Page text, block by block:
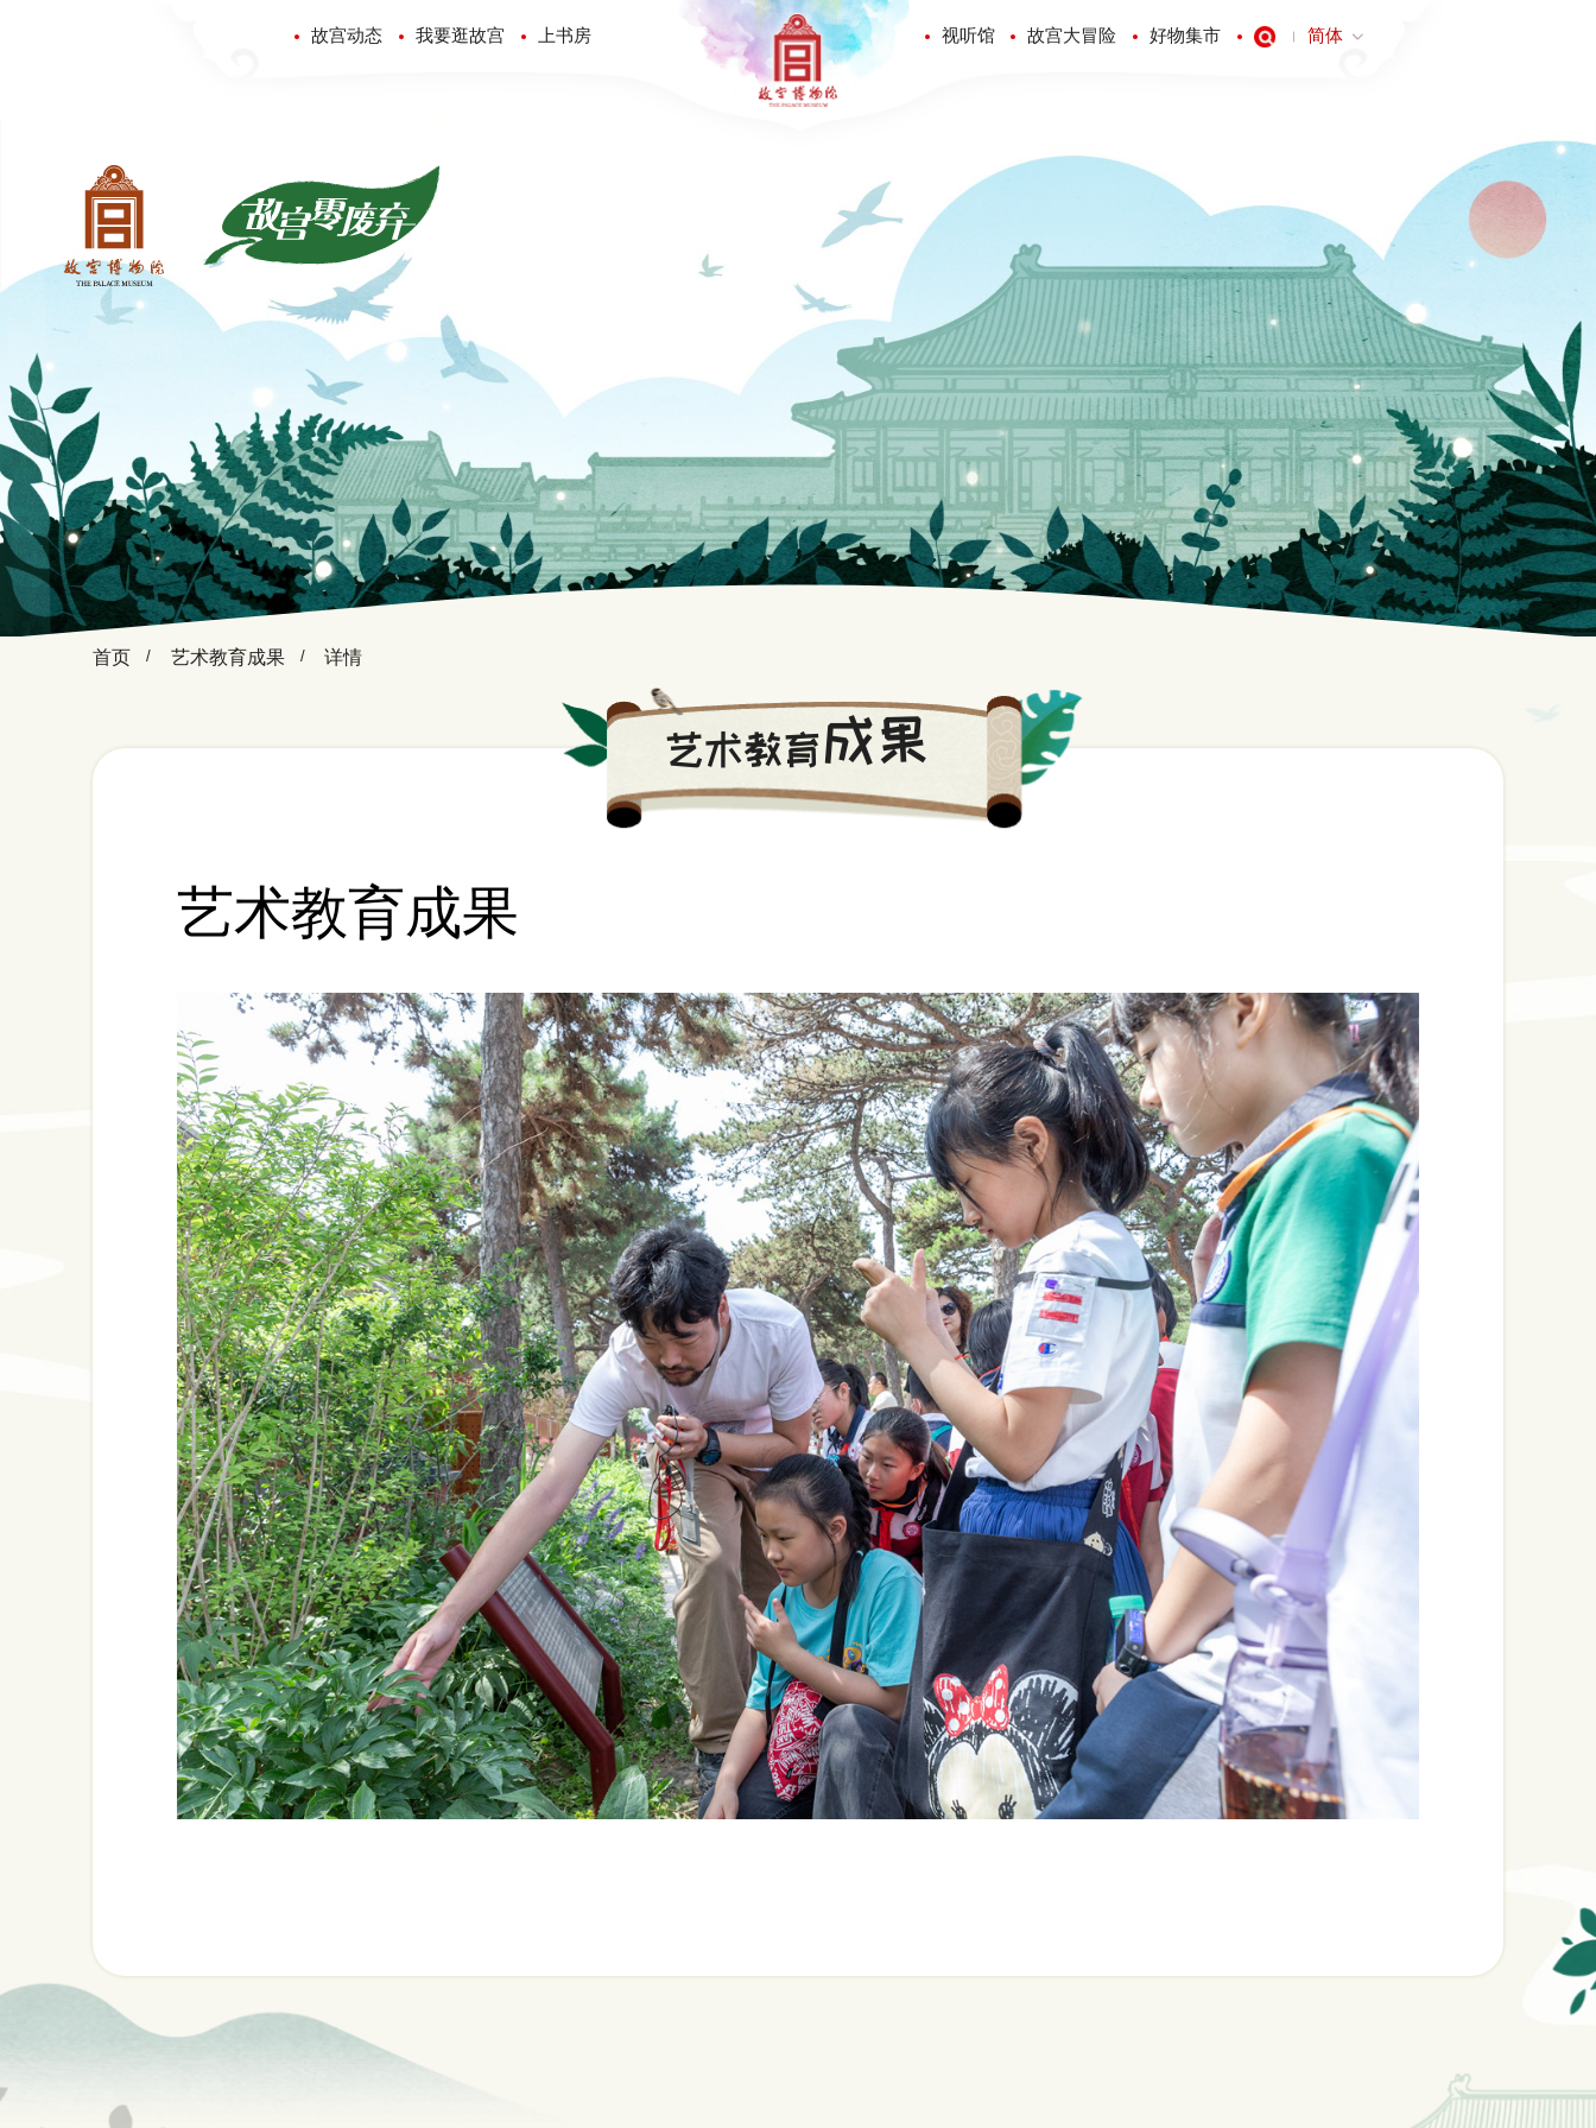
故宫动态 我要逛故宫 上书房 视听馆 故宫大冒险 好物集市 简体
首页 艺术教育成果 详情
艺术教育 成果
艺术教育成果